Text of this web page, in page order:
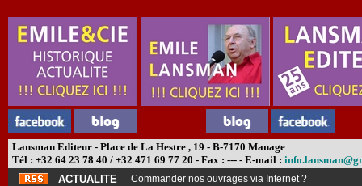
Lansman Editeur - Place de La Hestre , 19 - B-7170 Manage
Tél : +32 64 23 78 40 / +32 471 69 77 20 - Fax : --- - E-mail :
ACTUALITE
Commander nos ouvrages via Internet ?